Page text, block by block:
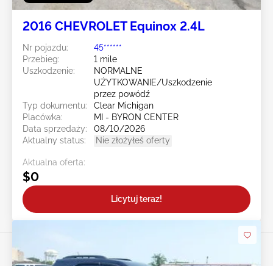
2016 CHEVROLET Equinox 2.4L
Nr pojazdu:
45******
Przebieg:
1 mile
Uszkodzenie:
NORMALNE
UŻYTKOWANIE/Uszkodzenie
przez powódź
Typ dokumentu:
Clear Michigan
Placówka:
MI - BYRON CENTER
Data sprzedaży:
08/10/2026
Aktualny status:
Nie złożyłeś oferty
Aktualna oferta:
$0
Licytuj teraz!